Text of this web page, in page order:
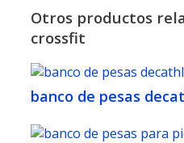
Otros productos
crossfit
banco de pesas